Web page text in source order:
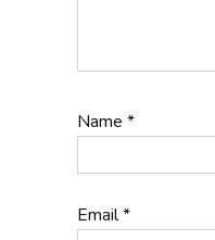
Name *
Email*